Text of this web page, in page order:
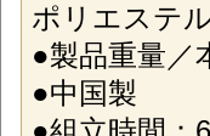
ポリエステ
●製品重量／
●中国製